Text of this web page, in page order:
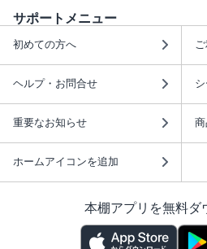
サポートメニュー
初めての方へ
ヘルプ・お問合せ
重要なお知らせ
ホームアイコンを追加
本棚アプリを無料ダ